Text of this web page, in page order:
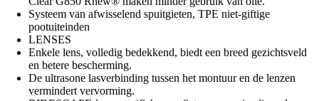
Systeem van afwisselend spuitgieten, TPE niet-giftige
pootuiteinden
LENSES
Enkele lens, volledig bedekkend, biedt een breed gezichtsveld
en betere bescherming.
De ultrasone lasverbinding tussen het montuur en de lenzen
vermindert vervorming.